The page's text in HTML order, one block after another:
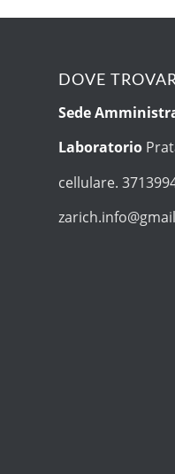
DOVE
Sede
Laboratorio
cellulare.